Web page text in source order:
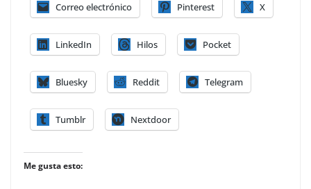
Correo electrónico Pinterest X
LinkedIn Hilos Pocket
Bluesky Reddit Telegram
Tumblr Nextdoor
Me gusta esto: